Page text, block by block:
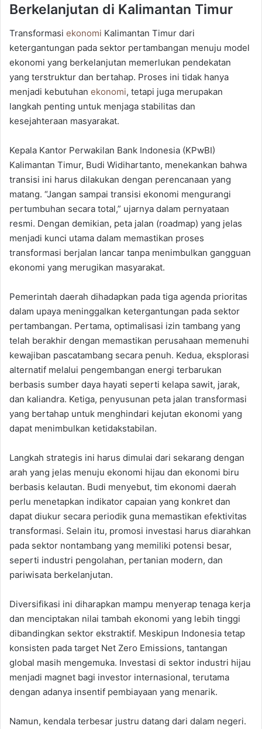
Berkelanjutan di Kalimantan Timur
Transformasi ekonomi Kalimantan Timur dari
ketergantungan pada sektor pertambangan menuju model
ekonomi yang berkelanjutan memerlukan pendekatan
yang terstruktur dan bertahap. Proses ini tidak hanya
menjadi kebutuhan ekonomi, tetapi juga merupakan
langkah penting untuk menjaga stabilitas dan
kesejahteraan masyarakat.
Kepala Kantor Perwakilan Bank Indonesia (KPwBI)
Kalimantan Timur, Budi Widihartanto, menekankan bahwa
transisi ini harus dilakukan dengan perencanaan yang
matang. “Jangan sampai transisi ekonomi mengurangi
pertumbuhan secara total,” ujarnya dalam pernyataan
resmi. Dengan demikian, peta jalan (roadmap) yang jelas
menjadi kunci utama dalam memastikan proses
transformasi berjalan lancar tanpa menimbulkan gangguan
ekonomi yang merugikan masyarakat.
Pemerintah daerah dihadapkan pada tiga agenda prioritas
dalam upaya meninggalkan ketergantungan pada sektor
pertambangan. Pertama, optimalisasi izin tambang yang
telah berakhir dengan memastikan perusahaan memenuhi
kewajiban pascatambang secara penuh. Kedua, eksplorasi
alternatif melalui pengembangan energi terbarukan
berbasis sumber daya hayati seperti kelapa sawit, jarak,
dan kaliandra. Ketiga, penyusunan peta jalan transformasi
yang bertahap untuk menghindari kejutan ekonomi yang
dapat menimbulkan ketidakstabilan.
Langkah strategis ini harus dimulai dari sekarang dengan
arah yang jelas menuju ekonomi hijau dan ekonomi biru
berbasis kelautan. Budi menyebut, tim ekonomi daerah
perlu menetapkan indikator capaian yang konkret dan
dapat diukur secara periodik guna memastikan efektivitas
transformasi. Selain itu, promosi investasi harus diarahkan
pada sektor nontambang yang memiliki potensi besar,
seperti industri pengolahan, pertanian modern, dan
pariwisata berkelanjutan.
Diversifikasi ini diharapkan mampu menyerap tenaga kerja
dan menciptakan nilai tambah ekonomi yang lebih tinggi
dibandingkan sektor ekstraktif. Meskipun Indonesia tetap
konsisten pada target Net Zero Emissions, tantangan
global masih mengemuka. Investasi di sektor industri hijau
menjadi magnet bagi investor internasional, terutama
dengan adanya insentif pembiayaan yang menarik.
Namun, kendala terbesar justru datang dari dalam negeri.